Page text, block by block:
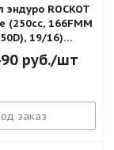
ROCKOT
(250cc, 166FMM
19/16)
руб./шт
заказ